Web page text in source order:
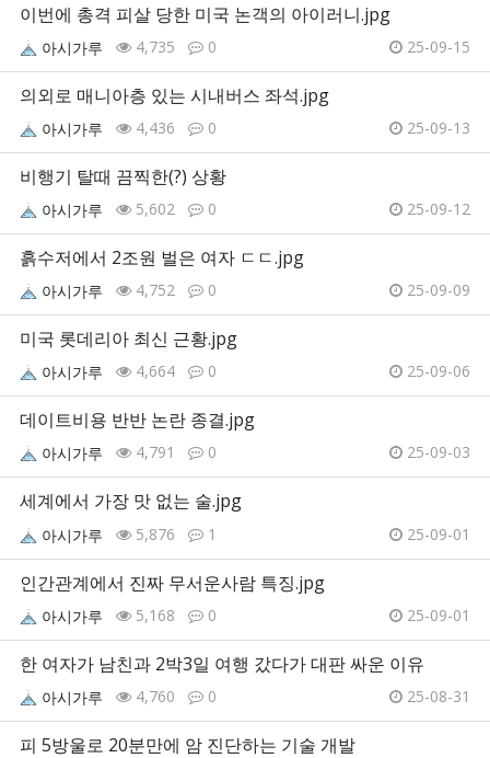
이번에 총격 피살 당한 미국 논객의 아이러니.jpg
아시가루 4,735 0 25-09-15
의외로 매니아층 있는 시내버스 좌석.jpg
아시가루 4,436 0 25-09-13
비행기 탈때 끔찍한(?) 상황
아시가루 5,602 0 25-09-12
흙수저에서 2조원 벌은 여자 ㄷㄷ.jpg
아시가루 4,752 0 25-09-09
미국 롯데리아 최신 근황.jpg
아시가루 4,664 0 25-09-06
데이트비용 반반 논란 종결.jpg
아시가루 4,791 0 25-09-03
세계에서 가장 맛 없는 술.jpg
아시가루 5,876 1 25-09-01
인간관계에서 진짜 무서운사람 특징.jpg
아시가루 5,168 0 25-09-01
한 여자가 남친과 2박3일 여행 갔다가 대판 싸운 이유
아시가루 4,760 0 25-08-31
피 5방울로 20분만에 암 진단하는 기술 개발